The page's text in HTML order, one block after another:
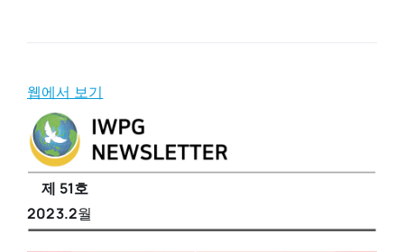
웹에서 보기
제 51호
2023.2월